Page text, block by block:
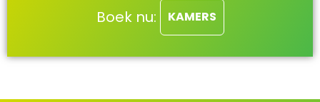
Boek nu: KAMERS